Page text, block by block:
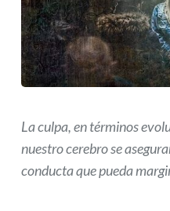
La culpa, en términos
nuestro cerebro se
conducta que pueda